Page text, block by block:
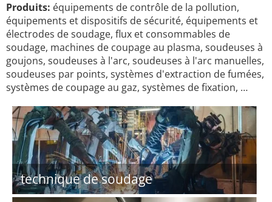
Produits: équipements de contrôle de la pollution,
équipements et dispositifs de sécurité, équipements et
électrodes de soudage, flux et consommables de
soudage, machines de coupage au plasma, soudeuses à
goujons, soudeuses à l'arc, soudeuses à l'arc manuelles,
soudeuses par points, systèmes d'extraction de fumées,
systèmes de coupage au gaz, systèmes de fixation, …
technique de soudage